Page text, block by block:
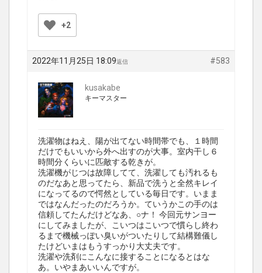
+2
2022年11月25日 18:09 #583
返信
kusakabe
キーマスター
洗濯物はねえ、陽が出てない時間帯でも、１時間
だけでもいいから外へ出すのが大事。室内干し６
時間分くらいに匹敵する乾きが。
洗濯機がじつは故障してて、洗濯しても汚れるも
のだなあと思ってたら、新品で洗うと全然キレイ
になってるので愕然としている毎日です。いまま
ではなんだったのだろうか。ていうかこの手のは
信頼してたんだけどなあ、○ナ！ 今回元サンヨー
にしてみましたが、こいつはこいつで慣らし終わ
るまで機械っぽい臭いがついたりして結構難儀し
たけどいまはもうすっかり大丈夫です。
洗濯や洗剤にこんなに接することになるとはな
あ。いやまあいいんですが。